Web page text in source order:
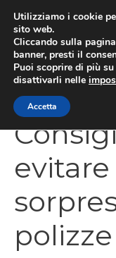
contenuto
Utilizziamo i cookie
sito web.
Cliccando sulla
banner, presti il
Puoi scoprire di più
disattivarli nelle
Accetta